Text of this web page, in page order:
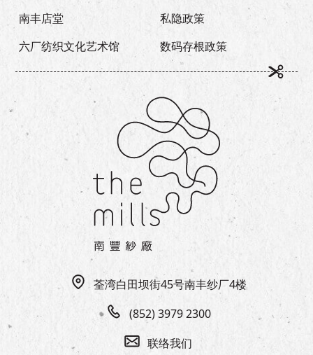
荃湾白田坝街45号南丰纱厂4楼
(852) 3979 2300
联络我们
南丰店堂
六厂纺织文化艺术馆
私隐政策
数码存根政策